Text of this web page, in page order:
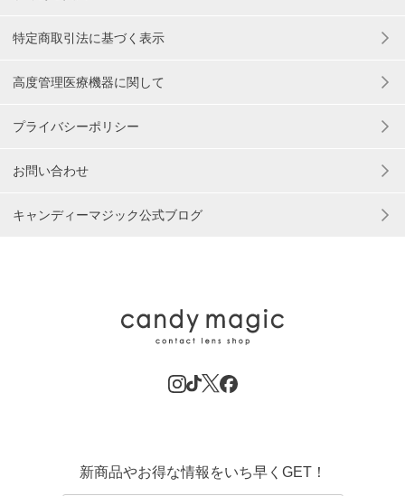
特定商取引法に基づく表示
高度管理医療機器に関して
プライバシーポリシー
お問い合わせ
キャンディーマジック公式ブログ
新商品やお得な情報をいち早くGET！